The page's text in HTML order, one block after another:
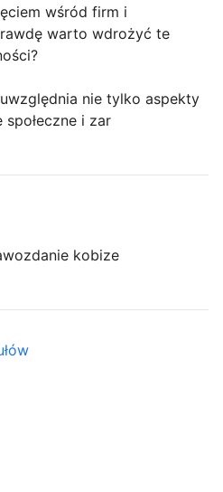
wśród firm i
warto wdrożyć te
nie tylko aspekty
i zar
kobize